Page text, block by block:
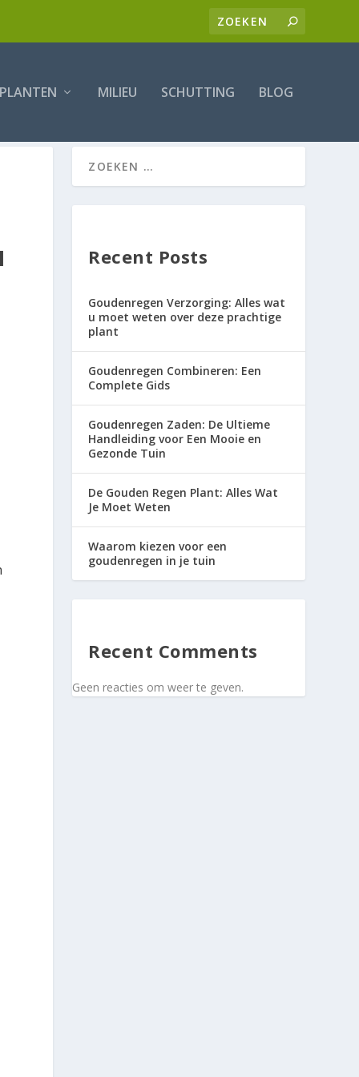
MILIEU SCHUTTING BLOG
Recent Posts
Goudenregen Verzorging: Alles wat
u moet weten over deze prachtige
plant
Goudenregen Combineren: Een
Complete Gids
Goudenregen Zaden: De Ultieme
Handleiding voor Een Mooie en
Gezonde Tuin
De Gouden Regen Plant: Alles Wat
Je Moet Weten
Waarom kiezen voor een
goudenregen in je tuin
Recent Comments
Geen reacties om weer te geven.